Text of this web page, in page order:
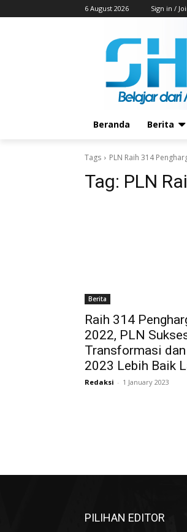
6 August 2026 Sign in /
Beranda Berita
Tags PLN Raih 314
Tag: PLN
Berita
Raih 314
2022, PLN
Transformasi
2023 Lebih Baik
Redaksi - 1 January 2023
PILIHAN EDITOR